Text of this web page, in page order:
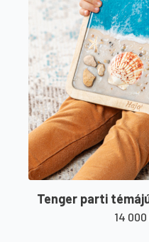
Tenger parti
14 000